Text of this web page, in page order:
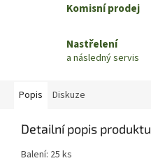
Komisní prodej
Nastřelení
a následný servis
Popis Diskuze
Detailní popis produktu
Balení: 25 ks